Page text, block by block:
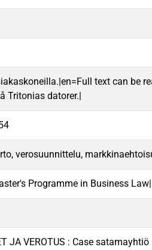
text can be
Tritonias datorer.|
verosuunnittelu,
Programme in Business Law|
JA VEROTUS : Case satamayhtiö